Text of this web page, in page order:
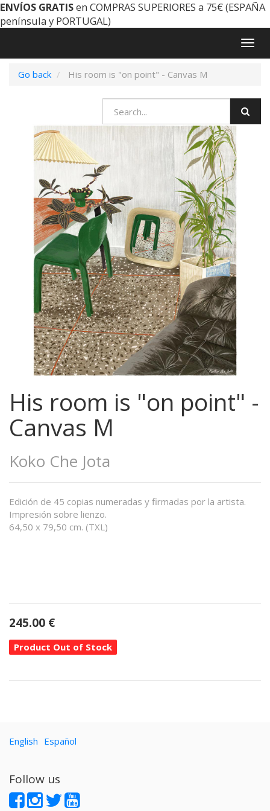
ENVÍOS GRATISen COMPRAS SUPERIORES a 75€ (ESPAÑA
península y PORTUGAL)
Go back
His room is "on point" - Canvas M
His room is "on point" -
Canvas M
Koko Che Jota
Edición de 45 copias numeradas y firmadas por la artista.
Impresión sobre lienzo.
64,50 x 79,50 cm. (TXL)
245.00 €
Product Out of Stock
English Español
Follow us